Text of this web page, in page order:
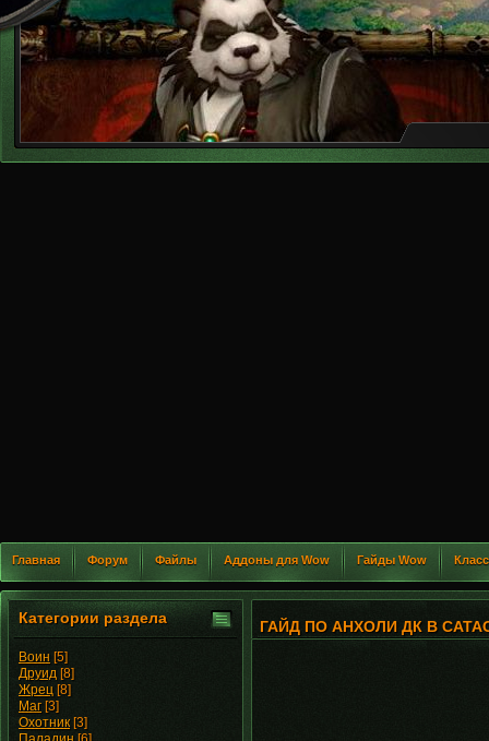
Главная Форум Файлы Аддоны для Wow Гайды Wow
Категории раздела
Воин [5]
Друид [8]
Жрец [8]
Маг [3]
Охотник [3]
ГАЙД ПО АНХОЛИ ДК В